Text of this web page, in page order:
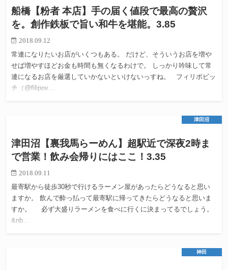
船橋【粉者 本店】手の届く値段で最高の贅沢
を。創作鉄板で旨い和牛を堪能。3.85
2018.09.12
常連になりたいお店がいくつもある。 だけど、そういうお店を増や
せば増やすほどお金も時間も無くなるわけで。 しっかり吟味して常
連になるお店を厳選していかないといけないっすね。 フィリポビッ
チ（@filipov…
津田沼
津田沼【裏我馬らーめん】超駅近で深夜2時ま
で営業！飲み会帰りにはここ！3.35
2018.09.11
最寄駅から徒歩30秒で行けるラーメン屋があったらどうなると思い
ますか。 飲んで酔っ払って最寄駅に帰ってきたらどうなると思いま
すか。 必ず大盛りラーメンを食べに行くに決まってるでしょう。
&nb…
神田